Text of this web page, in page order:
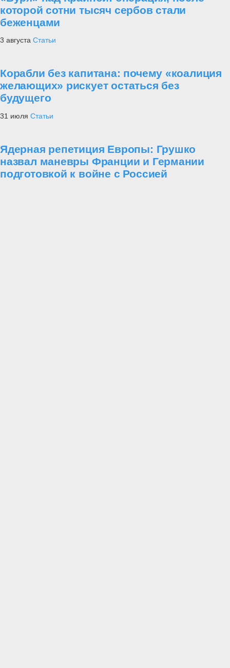
которой сотни тысяч сербов стали
беженцами
3 августа Статьи
Корабли без капитана: почему «коалиция
желающих» рискует остаться без
будущего
31 июля Статьи
Ядерная репетиция Европы: Грушко
назвал маневры Франции и Германии
подготовкой к войне с Россией